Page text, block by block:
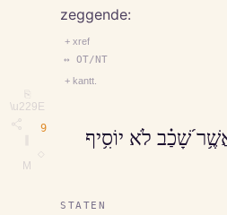
⎘
\u229E
M
zeggende:
+ xref
↔ OT/NT
+ kantt.
9
שָׁ֝כַ֗ב לֹא יוֹסִ֥יף
STATEN